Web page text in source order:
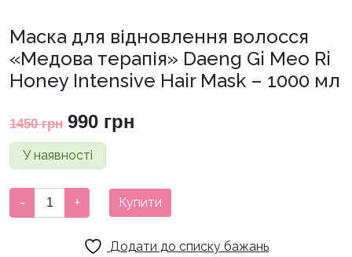
Маска для відновлення волосся
«Медова терапія» Daeng Gi Meo Ri
Honey Intensive Hair Mask – 1000 мл
1450грн Оригінальна
ціна:
990 грн
У наявності
для
- + Купити
Додати до списку бажань